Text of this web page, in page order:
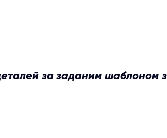
за заданим шаблоном з